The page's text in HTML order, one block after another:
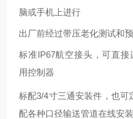
脑或手机上进行
出厂前经过带压老化测试和
标准IP67航空接头，可直接
用控制器
标配3/4寸三通安装件，也可
配各种口径输送管道在线安装